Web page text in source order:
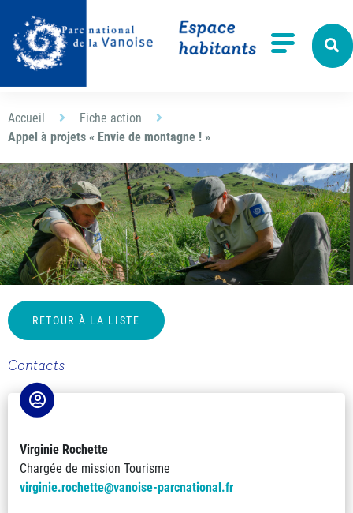
Aller à la recherche
Accueil
Fiche action
Appel à projets « Envie de montagne ! »
RETOUR À LA LISTE
Contacts
Virginie Rochette
Chargée de mission Tourisme
virginie.rochette@vanoise-parcnational.fr